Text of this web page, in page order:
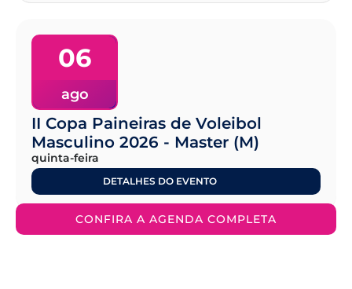
06
ago
II Copa Paineiras de Voleibol
Masculino 2026 - Master (M)
quinta-feira
DETALHES DO EVENTO
CONFIRA A AGENDA COMPLETA